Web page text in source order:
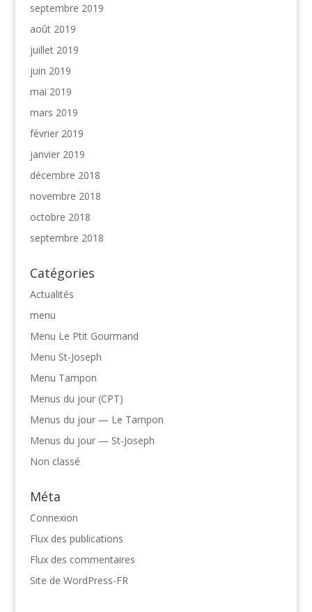
septembre 2019
août 2019
juillet 2019
juin 2019
mai 2019
mars 2019
février 2019
janvier 2019
décembre 2018
novembre 2018
octobre 2018
septembre 2018
Catégories
Actualités
menu
Menu Le Ptit Gourmand
Menu St-Joseph
Menu Tampon
Menus du jour (CPT)
Menus du jour — Le Tampon
Menus du jour — St-Joseph
Non classé
Méta
Connexion
Flux des publications
Flux des commentaires
Site de WordPress-FR